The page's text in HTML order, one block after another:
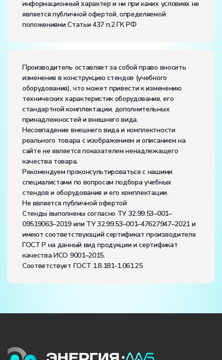
информационный характер и ни при каких условиях не
является публичной офертой, определяемой
положениями Статьи 437 п.2 ГК РФ
Производитель оставляет за собой право вносить
изменения в конструкцию стендов (учебного
оборудования), что может привести к изменению
технических характеристик оборудования, его
стандартной комплектации, дополнительных
принадлежностей и внешнего вида.
Несовпадение внешнего вида и комплектности
реального товара с изображением и описанием на
сайте не является показателем ненадлежащего
качества товара.
Рекомендуем проконсультироваться с нашими
специалистами по вопросам подбора учебных
стендов и оборудования и его комплектации.
Не является публичной офертой
Стенды выполнены согласно ТУ 32.99.53–001–
09519063–2019 или ТУ 32.99.53–001–47627947–2021 и
имеют соответствующий сертификат производителя
ГОСТ Р на данный вид продукции и сертификат
качества ИСО 9001–2015.
Соответствует ГОСТ 1.8.181-1.061.25